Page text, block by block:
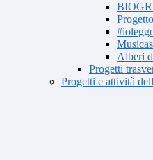
Alberi
Progetti
Progetti e attività